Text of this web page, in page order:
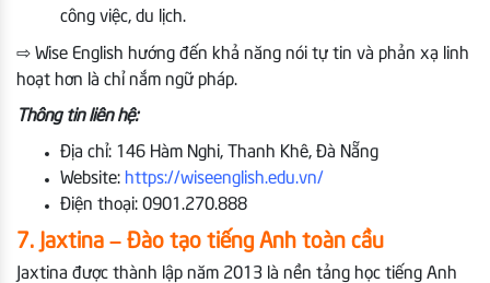
công việc, du lịch.
⇨ Wise English hướng đến khả năng nói tự tin và phản xạ linh
hoạt hơn là chỉ nắm ngữ pháp.
Thông tin liên hệ:
Địa chỉ: 146 Hàm Nghi, Thanh Khê, Đà Nẵng
Website: https://wiseenglish.edu.vn/
Điện thoại: 0901.270.888
7. Jaxtina – Đào tạo tiếng Anh toàn cầu
Jaxtina được thành lập năm 2013 là nền tảng học tiếng Anh